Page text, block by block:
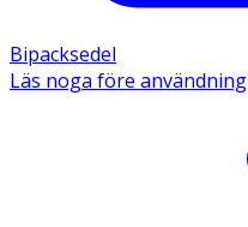
Bipacksedel
Läs noga före användning